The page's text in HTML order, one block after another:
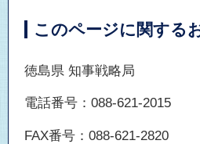
このページに関する
徳島県 知事戦略局
電話番号：088-621-2015
FAX番号：088-621-2820